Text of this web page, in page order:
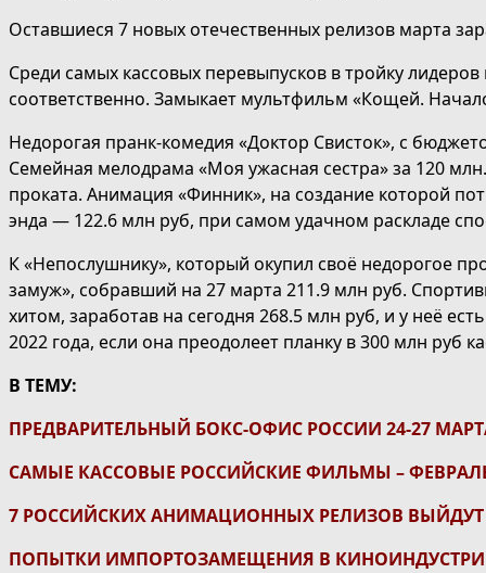
Оставшиеся 7 новых отечественных релизов марта
Среди самых кассовых перевыпусков в тройку
соответственно. Замыкает мультфильм «Кощей.
Недорогая пранк-комедия «Доктор Свисток», с
Семейная мелодрама «Моя ужасная сестра» за 120
проката. Анимация «Финник», на создание которой
энда — 122.6 млн руб, при самом удачном раскладе
К «Непослушнику», который окупил своё недорогое
замуж», собравший на 27 марта 211.9 млн руб.
хитом, заработав на сегодня 268.5 млн руб, и у неё
2022 года, если она преодолеет планку в 300 млн руб
В ТЕМУ:
ПРЕДВАРИТЕЛЬНЫЙ БОКС-ОФИС РОССИИ 24-27
САМЫЕ КАССОВЫЕ РОССИЙСКИЕ ФИЛЬМЫ –
7 РОССИЙСКИХ АНИМАЦИОННЫХ РЕЛИЗОВ ВЫЙДУТ
ПОПЫТКИ ИМПОРТОЗАМЕЩЕНИЯ В